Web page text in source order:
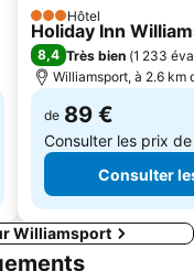
3 Étoiles
Hôtel
Holiday Inn
8,4 Très bien (1 233
Williamsport, à 2.6 km
de 89 €
Consulter les prix
Consulter
Williamsport